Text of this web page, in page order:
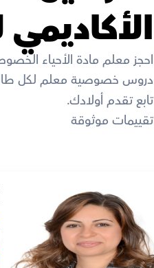
احجز معلم مادة الأحياء
دروس خصوصية معلم لكل
تابع تقدم أولادك.
تقييمات موثوقة